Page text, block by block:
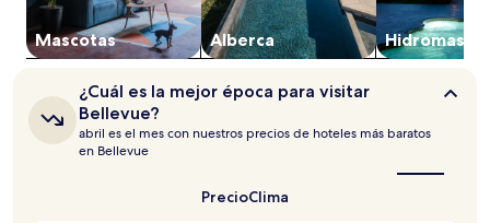
2
adultos.
Los
la
disponibilidad
Mascotas Alberca Hidromasaje
¿Cuál
es
la
mejor
época
¿Cuál es la mejor época para visitar
Bellevue?
abril es el mes con nuestros precios de hoteles más baratos
en Bellevue
PrecioClima